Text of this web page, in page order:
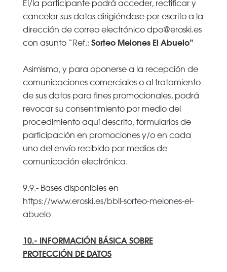
cancelar sus datos dirigiéndose por escrito a la
dirección de correo electrónico dpo@eroski.es
con asunto “Ref.: Sorteo Melones El Abuelo”
Asimismo, y para oponerse a la recepción de
comunicaciones comerciales o al tratamiento
de sus datos para fines promocionales, podrá
revocar su consentimiento por medio del
procedimiento aquí descrito, formularios de
participación en promociones y/o en cada
uno del envío recibido por medios de
comunicación electrónica.
9.9.- Bases disponibles en
https://www.eroski.es/bbll-sorteo-melones-el-
abuelo
10.- INFORMACIÓN BÁSICA SOBRE
PROTECCIÓN DE DATOS